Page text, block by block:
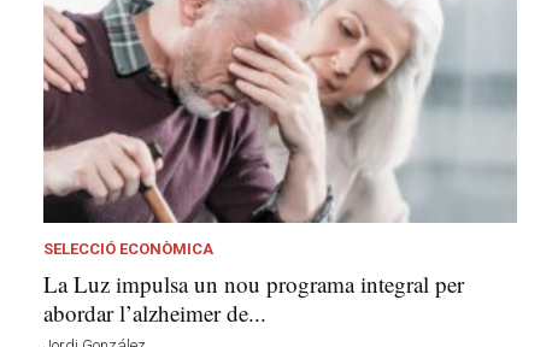
SELECCIÓ ECONÒMICA
La Luz impulsa un nou programa integral per
abordar l’alzheimer de...